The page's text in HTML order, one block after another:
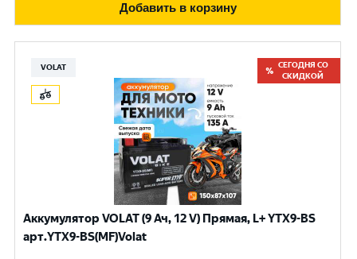
Добавить в корзину
VOLAT
СЕГОДНЯ СО
СКИДКОЙ
Аккумулятор VOLAT (9 Ач, 12 V) Прямая, L+ YTX9-BS
арт.YTX9-BS(MF)Volat